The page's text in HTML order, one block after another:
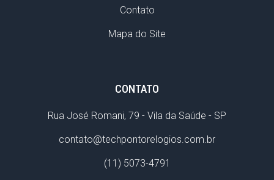
Contato
Mapa do Site
CONTATO
Rua José Romani, 79 - Vila da Saúde - SP
contato@techpontorelogios.com.br
(11) 5073-4791